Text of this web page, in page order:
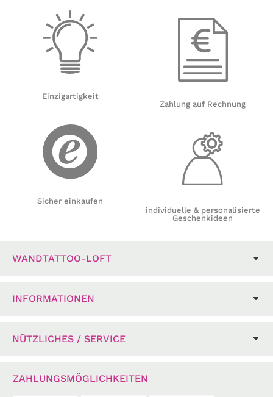
Einzigartigkeit
Sicher einkaufen
Zahlung auf Rechnung
individuelle & personalisierte
Geschenkideen
WANDTATTOO-LOFT
INFORMATIONEN
NÜTZLICHES / SERVICE
ZAHLUNGSMÖGLICHKEITEN